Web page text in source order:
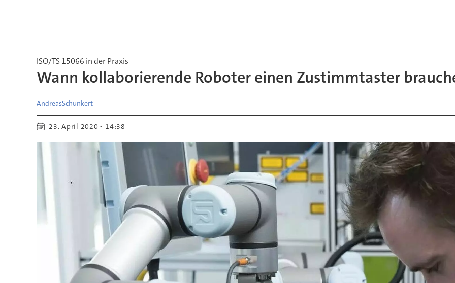
ISO/TS 15066 in der Praxis
Wann kollaborierende Roboter einen Zustimmtaster
AndreasSchunkert
23. April 2020 - 14:38